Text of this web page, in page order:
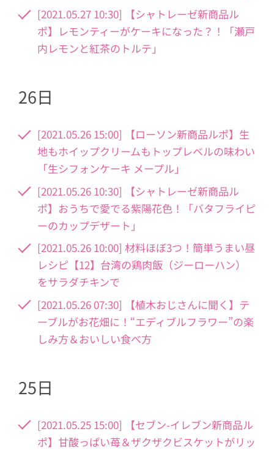
[2021.05.27 10:30] 【シャトレーゼ新商品ル
ポ】レモンティーがケーキになった？！「瀬戸
内レモンと紅茶のトルテ」
26日
[2021.05.26 15:00] 【ローソン新商品ルポ】生
地もホイップクリームもトップレベルの味わい
「生シフォンケーキ メープル」
[2021.05.26 10:30] 【シャトレーゼ新商品ル
ポ】おうちで愛でる紫陽花色！「バタフライピ
ーのカップデザート」
[2021.05.26 10:00] 材料ほぼ3つ！簡単うまい昼
レシピ【12】台湾の鶏肉飯（ジーローハン）
をサラダチキンで
[2021.05.26 07:30] 【植木おじさんに聞く】テ
ーブルがお花畑に！“エディブルフラワー”の楽
しみ方＆おいしい食べ方
25日
[2021.05.25 15:00] 【セブン-イレブン新商品ル
ポ】甘酸っぱい苺＆ザクザクビスケットがリッ